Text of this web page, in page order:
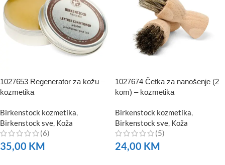
1027653 Regenerator za kožu –
kozmetika
Birkenstock kozmetika
Birkenstock sve Koža
(6)
35,00 KM
1027674 Četka za nanošenje (2
kom) – kozmetika
Birkenstock kozmetika
Birkenstock sve Koža
(5)
24,00 KM